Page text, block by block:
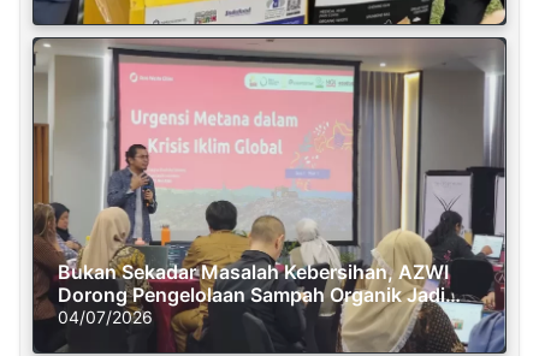
Bukan Sekadar Masalah Kebersihan, AZWI
Dorong Pengelolaan Sampah Organik Jadi
Solusi Krisis Iklim
04/07/2026